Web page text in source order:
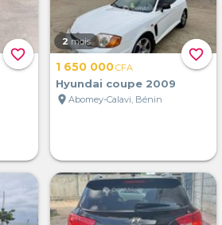
favorite_border favorite_border
2 mois
1 650 000CFA
Hyundai coupe 2009
location_on Abomey-Calavi, Bénin